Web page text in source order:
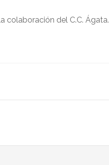
colaboración del C.C. Ágata.